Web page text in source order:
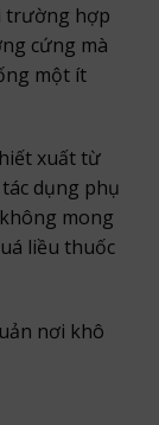
trường hợp
cứng mà
một ít
xuất từ
dụng phụ
mong
liều thuốc
nơi khô